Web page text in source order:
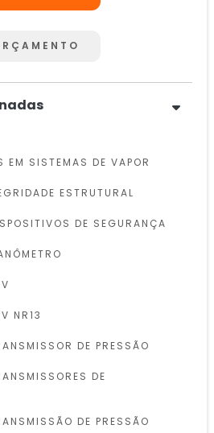
EM SISTEMAS DE VAPOR
ESTRUTURAL
DE SEGURANÇA
NR13
DE PRESSÃO
DE
DE PRESSÃO